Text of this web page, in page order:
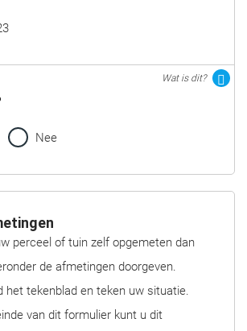
Wat is dit?
Nee
perceel of tuin zelf opgemeten dan
de afmetingen doorgeven.
het tekenblad en teken uw situatie.
van dit formulier kunt u dit